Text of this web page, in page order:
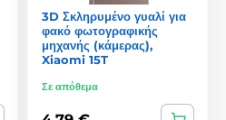
3D Σκληρυμένο γυαλί για
φακό φωτογραφικής
μηχανής (κάμερας),
Xiaomi 15T
Σε απόθεμα